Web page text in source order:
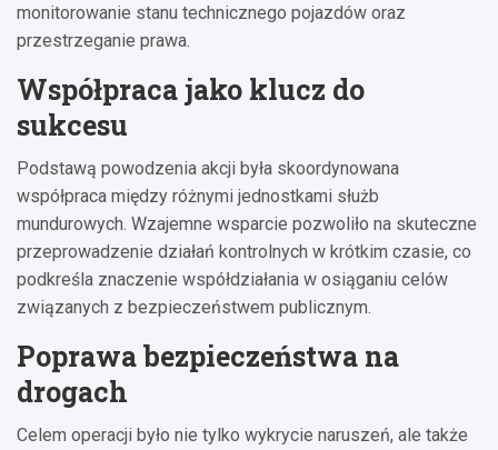
monitorowanie stanu technicznego pojazdów oraz
przestrzeganie prawa.
Współpraca jako klucz do
sukcesu
Podstawą powodzenia akcji była skoordynowana
współpraca między różnymi jednostkami służb
mundurowych. Wzajemne wsparcie pozwoliło na skuteczne
przeprowadzenie działań kontrolnych w krótkim czasie, co
podkreśla znaczenie współdziałania w osiąganiu celów
związanych z bezpieczeństwem publicznym.
Poprawa bezpieczeństwa na
drogach
Celem operacji było nie tylko wykrycie naruszeń, ale także